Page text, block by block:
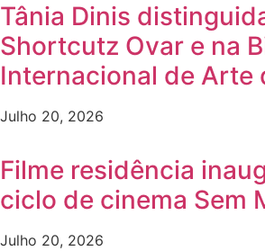
Tânia Dinis
Shortcutz Ovar e na
Internacional de Arte
Julho 20, 2026
Filme residência
ciclo de cinema Sem
Julho 20, 2026